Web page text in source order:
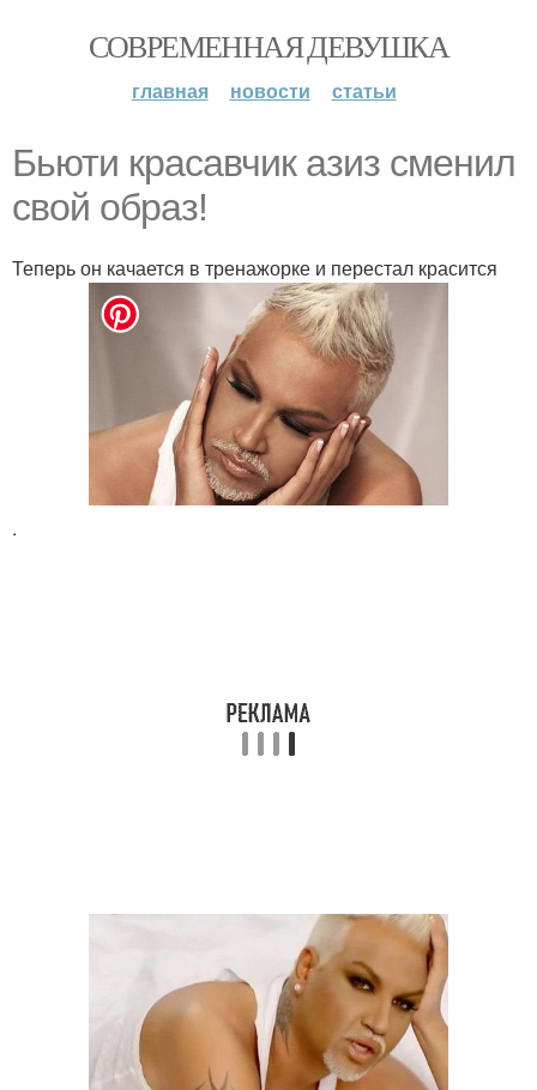
СОВРЕМЕННАЯ ДЕВУШКА
главная новости статьи
Бьюти красавчик азиз сменил
свой образ!
Теперь он качается в тренажорке и перестал красится
.